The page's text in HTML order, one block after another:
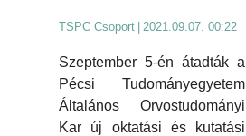
TSPC Csoport 2021.09.07. 00:22
Szeptember 5-én átadták a
Pécsi Tudományegyetem
Általános Orvostudományi
Kar új oktatási és kutatási